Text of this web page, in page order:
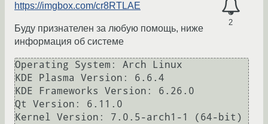
2
https://imgbox.com/cr8RTLAE
Буду признателен за любую помощь, ниже
информация об системе
Operating System: Arch Linux
KDE Plasma Version: 6.6.4
KDE Frameworks Version: 6.26.0
Qt Version: 6.11.0
Kernel Version: 7.0.5-arch1-1 (64-bit)